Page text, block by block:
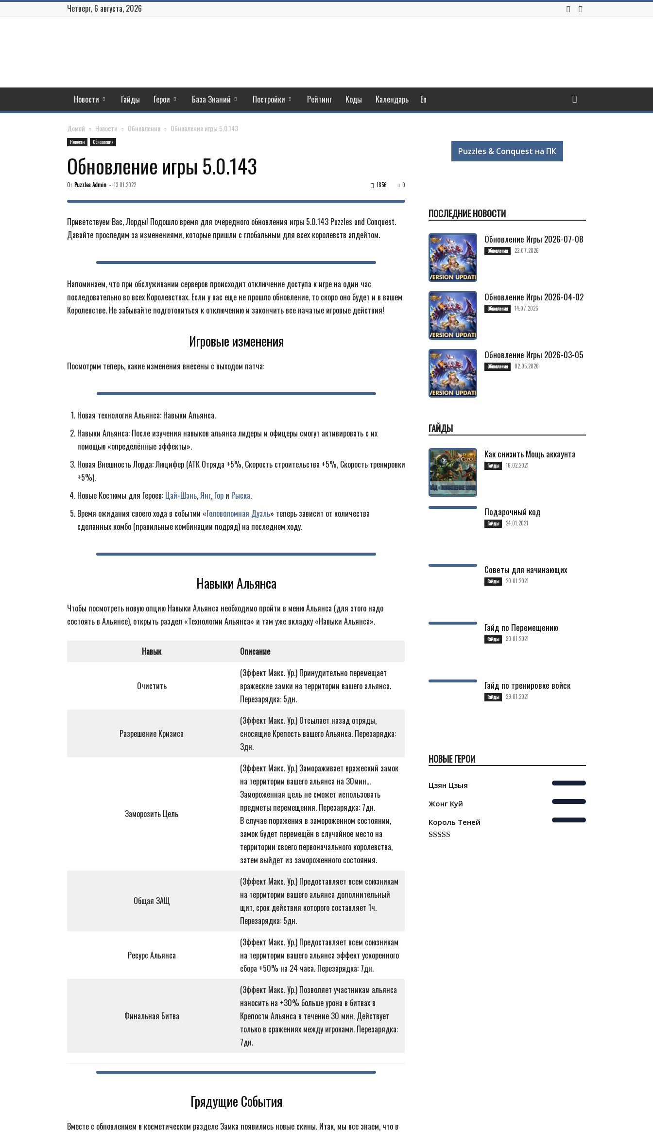
Четверг, 6 августа, 2026
Новости Гайды Герои База Знаний Постройки Рейтинг Коды Календарь En
Домой Новости Обновления Обновление игры 5.0.143
Новости Обновления
Обновление игры 5.0.143
От Puzzles Admin - 13.01.2022 0
1856
Приветствуем Вас, Лорды! Подошло время для очередного обновления игры 5.0.143 Puzzles and Conquest.
Давайте проследим за изменениями, которые пришли с глобальным для всех королевств апдейтом.
Напоминаем, что при обслуживании серверов происходит отключение доступа к игре на один час
последовательно во всех Королевствах. Если у вас еще не прошло обновление, то скоро оно будет и в вашем
Королевстве. Не забывайте подготовиться к отключению и закончить все начатые игровые действия!
Игровые изменения
Посмотрим теперь, какие изменения внесены с выходом патча:
Новая технология Альянса: Навыки Альянса.
Навыки Альянса: После изучения навыков альянса лидеры и офицеры смогут активировать с их
помощью «определённые эффекты».
Новая Внешность Лорда: Люцифер (АТК Отряда +5%, Скорость строительства +5%, Скорость тренировки
+5%).
Новые Костюмы для Героев: Цай-Шэнь,Янг, Гор и Рыска.
Время ожидания своего хода в событии «Головоломная Дуэль» теперь зависит от количества
сделанных комбо (правильные комбинации подряд) на последнем ходу.
Навыки Альянса
Чтобы посмотреть новую опцию Навыки Альянса необходимо пройти в меню Альянса (для этого надо
состоять в Альянсе), открыть раздел «Технологии Альянса» и там уже вкладку «Навыки Альянса».
Навык Описание
Очистить
(Эффект Макс. Ур.) Принудительно перемещает
вражеские замки на территории вашего альянса.
Перезарядка: 5дн.
Разрешение Кризиса
(Эффект Макс. Ур.) Отсылает назад отряды,
сносящие Крепость вашего Альянса. Перезарядка:
3дн.
Заморозить Цель
(Эффект Макс. Ур.) Замораживает вражеский замок
на территории вашего альянса на 30мин…
Замороженная цель не сможет использовать
предметы перемещения. Перезарядка: 7дн.
В случае поражения в замороженном состоянии,
замок будет перемещён в случайное место на
территории своего первоначального королевства,
затем выйдет из замороженного состояния.
Общая ЗАЩ
(Эффект Макс. Ур.) Предоставляет всем союзникам
на территории вашего альянса дополнительный
щит, срок действия которого составляет 1ч.
Перезарядка: 5дн.
Ресурс Альянса
(Эффект Макс. Ур.) Предоставляет всем союзникам
на территории вашего альянса эффект ускоренного
сбора +50% на 24 часа. Перезарядка: 7дн.
Финальная Битва
(Эффект Макс. Ур.) Позволяет участникам альянса
наносить на +30% больше урона в битвах в
Крепости Альянса в течение 30 мин. Действует
только в сражениях между игроками. Перезарядка:
7дн.
Грядущие События
Вместе с обновлением в косметическом разделе Замка появились новые скины. Итак, мы все знаем, что в
Puzzles & Conquest на ПК
ПОСЛЕДНИЕ НОВОСТИ
Обновление Игры 2026-07-08
Обновления 22.07.2026
Обновление Игры 2026-04-02
Обновления 14.07.2026
Обновление Игры 2026-03-05
Обновления 02.05.2026
ГАЙДЫ
Как снизить Мощь аккаунта
Гайды 16.02.2021
Подарочный код
Гайды 24.01.2021
Советы для начинающих
Гайды 20.01.2021
Гайд по Перемещению
Гайды 30.01.2021
Гайд по тренировке войск
Гайды 29.01.2021
НОВЫЕ ГЕРОИ
Цзян Цзыя
Жонг Куй
Король Теней